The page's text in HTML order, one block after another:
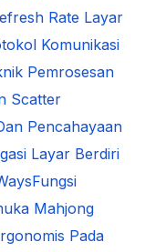
Rate Layar
Komunikasi
Pemrosesan
Scatter
Pencahayaan
Layar Berdiri
Fungsi
Mahjong
Pada